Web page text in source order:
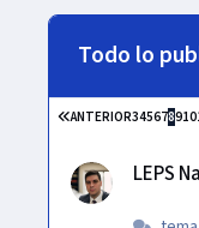
Todo lo
PRIMERA PÁGINA
ANTERIOR345678910
LEPS